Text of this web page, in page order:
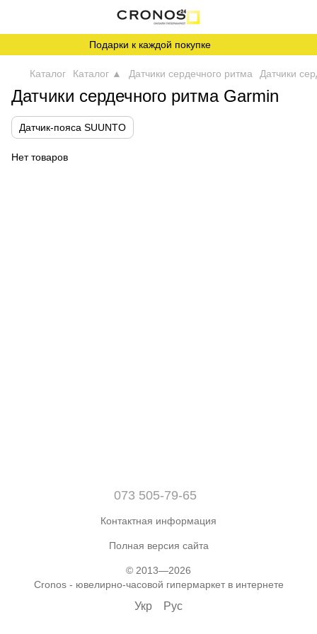
Подарки к каждой покупке
Каталог Каталог ▲ Датчики сердечного ритма Датчики
Датчики сердечного ритма Garmin
Датчик-пояса SUUNTO
Нет товаров
073 505-79-65
Контактная информация
Полная версия сайта
© 2013—2026
Cronos - ювелирно-часовой гипермаркет в интернете
Укр Рус